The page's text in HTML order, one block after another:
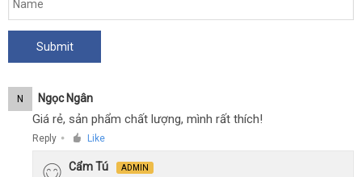
N Ngọc Ngân
Giá rẻ, sản phẩm chất lượng, mình rất thích!
Reply ● Like
Cẩm Tú ADMIN